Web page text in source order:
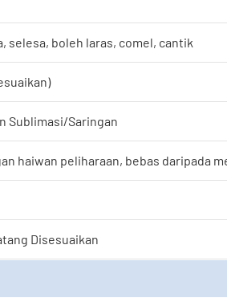
selesa, boleh laras, comel, cantik
Sublimasi/Saringan
haiwan peliharaan, bebas daripada
Disesuaikan